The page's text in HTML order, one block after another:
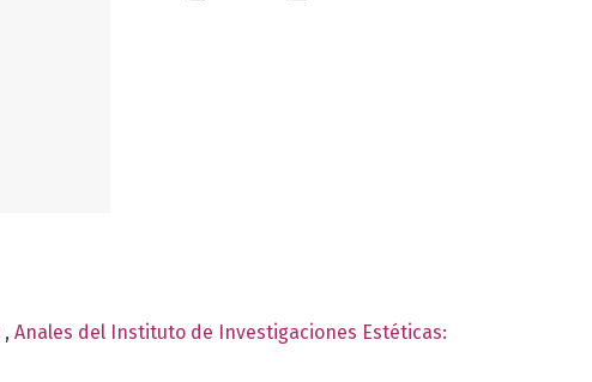
, Anales del Instituto de Investigaciones Estéticas: